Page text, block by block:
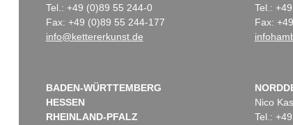
Tel.: +49 (0)89 55 244-0
Fax: +49 (0)89 55 244-177
info@kettererkunst.de
Tel.:
Fax:
BADEN-WÜRTTEMBERG
HESSEN
RHEINLAND-PFALZ
Nico
Tel.: